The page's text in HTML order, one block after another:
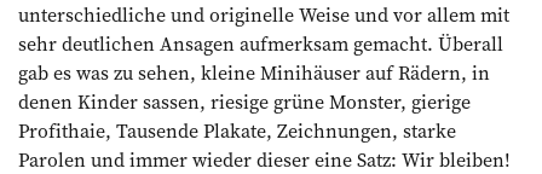
unterschiedliche und originelle Weise und vor allem mit
sehr deutlichen Ansagen aufmerksam gemacht. Überall
gab es was zu sehen, kleine Minihäuser auf Rädern, in
denen Kinder sassen, riesige grüne Monster, gierige
Profithaie, Tausende Plakate, Zeichnungen, starke
Parolen und immer wieder dieser eine Satz: Wir bleiben!